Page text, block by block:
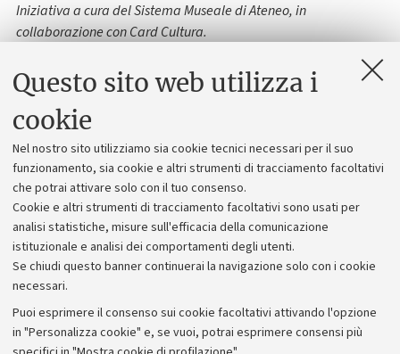
Questo sito web utilizza i
cookie
Nel nostro sito utilizziamo sia cookie tecnici necessari per il suo
funzionamento, sia cookie e altri strumenti di tracciamento facoltativi
che potrai attivare solo con il tuo consenso.
Cookie e altri strumenti di tracciamento facoltativi sono usati per
analisi statistiche, misure sull'efficacia della comunicazione
istituzionale e analisi dei comportamenti degli utenti.
Se chiudi questo banner continuerai la navigazione solo con i cookie
necessari.
Puoi esprimere il consenso sui cookie facoltativi attivando l'opzione
in "Personalizza cookie" e, se vuoi, potrai esprimere consensi più
Iniziativa a cura del Sistema Museale di Ateneo, in
collaborazione con Card Cultura.
Contatti
Musei Zamboni 33
E-mail
sma.museizamboni33@unibo.it
+39 051 2099610
Vedi anche
MUSEO DI PALAZZO POGGI